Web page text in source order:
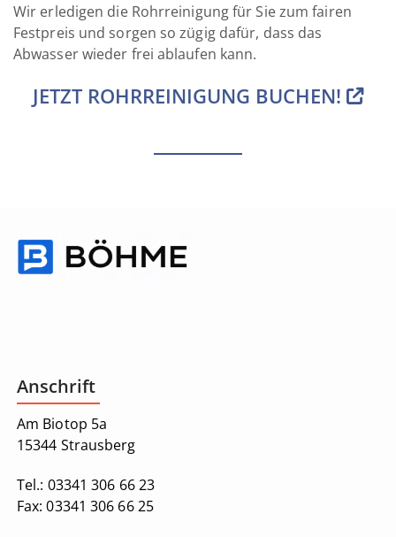
Wir erledigen die Rohrreinigung für Sie zum fairen
Festpreis und sorgen so zügig dafür, dass das
Abwasser wieder frei ablaufen kann.
JETZT ROHRREINIGUNG BUCHEN!
Anschrift
Am Biotop 5a
15344 Strausberg
Tel.: 03341 306 66 23
Fax:03341 306 66 25